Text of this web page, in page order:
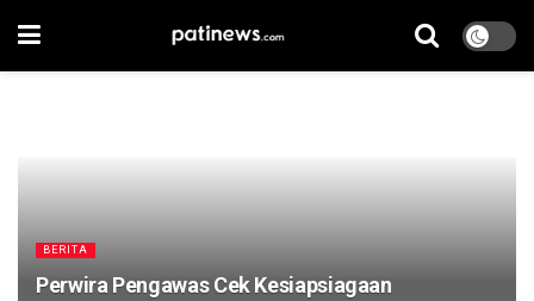
BERITA
Perwira Pengawas Cek Kesiapsiagaan